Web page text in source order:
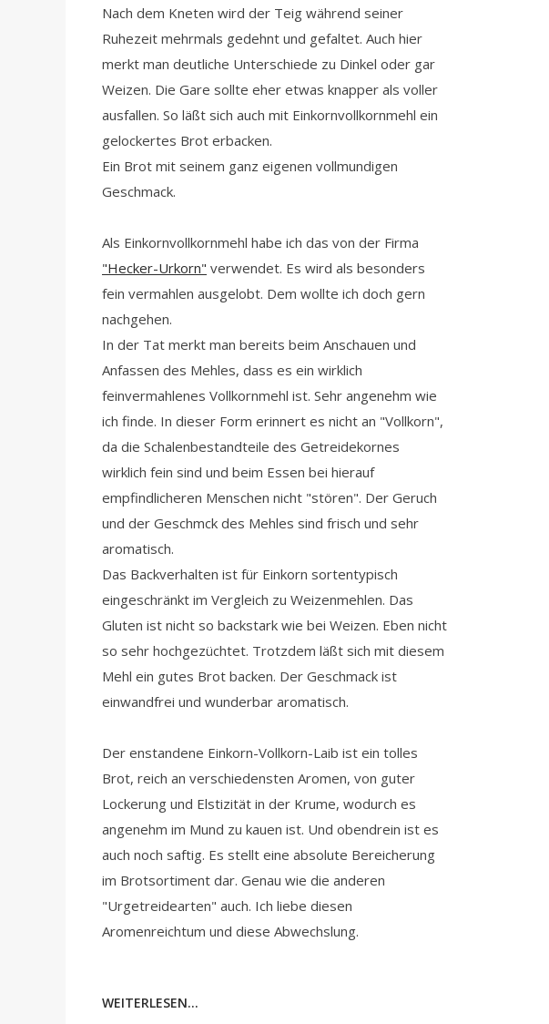
Nach dem Kneten wird der Teig während seiner
Ruhezeit mehrmals gedehnt und gefaltet. Auch hier
merkt man deutliche Unterschiede zu Dinkel oder gar
Weizen. Die Gare sollte eher etwas knapper als voller
ausfallen. So läßt sich auch mit Einkornvollkornmehl ein
gelockertes Brot erbacken.
Ein Brot mit seinem ganz eigenen vollmundigen
Geschmack.
Als Einkornvollkornmehl habe ich das von der Firma
"Hecker-Urkorn" verwendet. Es wird als besonders
fein vermahlen ausgelobt. Dem wollte ich doch gern
nachgehen.
In der Tat merkt man bereits beim Anschauen und
Anfassen des Mehles, dass es ein wirklich
feinvermahlenes Vollkornmehl ist. Sehr angenehm wie
ich finde. In dieser Form erinnert es nicht an "Vollkorn",
da die Schalenbestandteile des Getreidekornes
wirklich fein sind und beim Essen bei hierauf
empfindlicheren Menschen nicht "stören". Der Geruch
und der Geschmck des Mehles sind frisch und sehr
aromatisch.
Das Backverhalten ist für Einkorn sortentypisch
eingeschränkt im Vergleich zu Weizenmehlen. Das
Gluten ist nicht so backstark wie bei Weizen. Eben nicht
so sehr hochgezüchtet. Trotzdem läßt sich mit diesem
Mehl ein gutes Brot backen. Der Geschmack ist
einwandfrei und wunderbar aromatisch.
Der enstandene Einkorn-Vollkorn-Laib ist ein tolles
Brot, reich an verschiedensten Aromen, von guter
Lockerung und Elstizität in der Krume, wodurch es
angenehm im Mund zu kauen ist. Und obendrein ist es
auch noch saftig. Es stellt eine absolute Bereicherung
im Brotsortiment dar. Genau wie die anderen
"Urgetreidearten" auch. Ich liebe diesen
Aromenreichtum und diese Abwechslung.
WEITERLESEN...